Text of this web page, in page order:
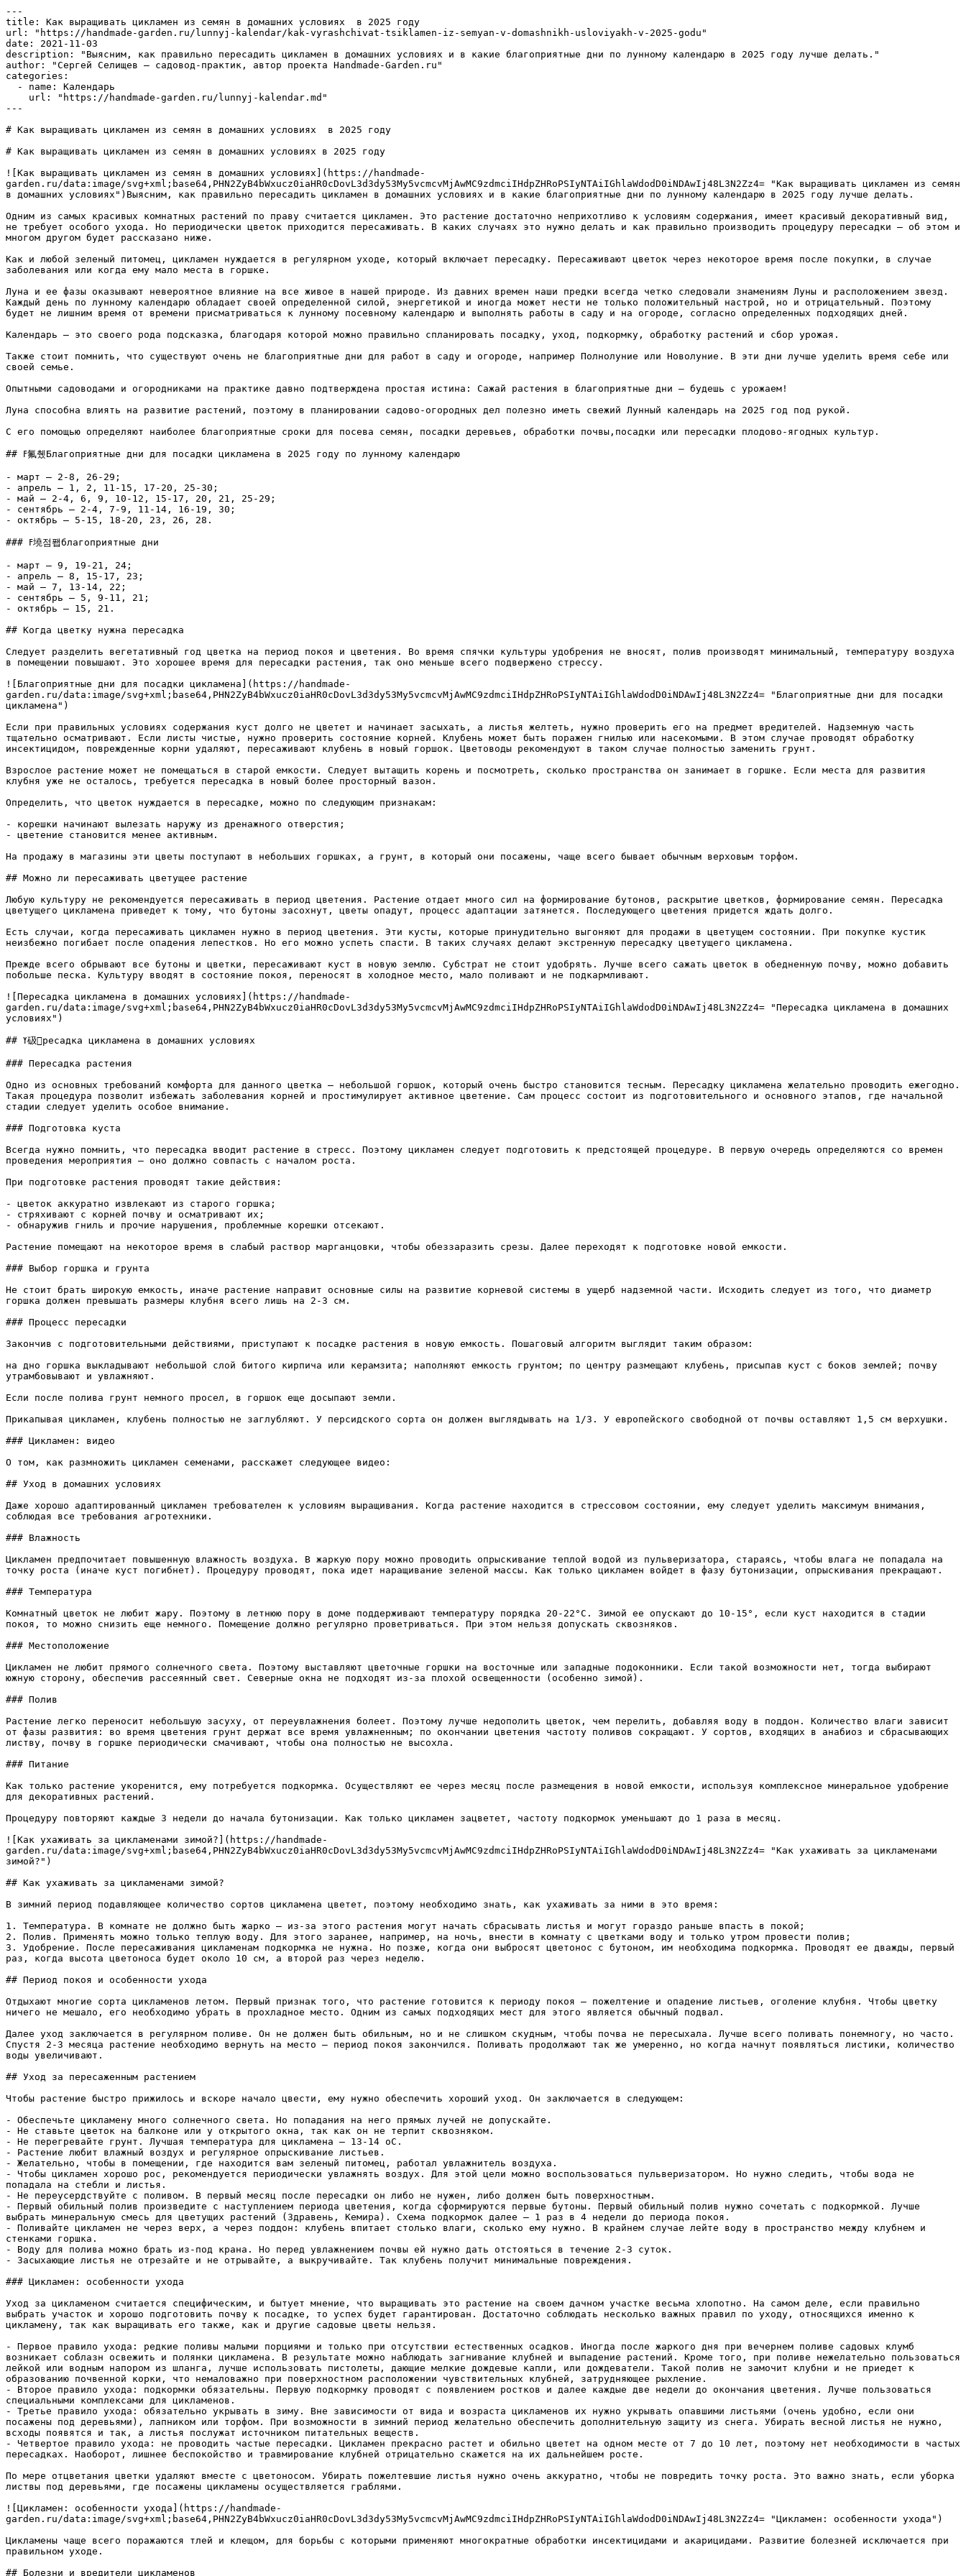
---
title: Как выращивать цикламен из семян в домашних условиях  в 2025 году
url: "https://handmade-garden.ru/lunnyj-kalendar/kak-vyrashchivat-tsiklamen-iz-semyan-v-domashnikh-usloviyakh-v-2025-godu"
date: 2021-11-03
description: "Выясним, как правильно пересадить цикламен в домашних условиях и в какие благоприятные дни по лунному календарю в 2025 году лучше делать."
author: "Сергей Селищев — садовод-практик, автор проекта Handmade-Garden.ru"
categories:
  - name: Календарь
    url: "https://handmade-garden.ru/lunnyj-kalendar.md"
---

# Как выращивать цикламен из семян в домашних условиях  в 2025 году

# Как выращивать цикламен из семян в домашних условиях в 2025 году

![Как выращивать цикламен из семян в домашних условиях](https://handmade-garden.ru/data:image/svg+xml;base64,PHN2ZyB4bWxucz0iaHR0cDovL3d3dy53My5vcmcvMjAwMC9zdmciIHdpZHRoPSIyNTAiIGhlaWdodD0iNDAwIj48L3N2Zz4= "Как выращивать цикламен из семян в домашних условиях")Выясним, как правильно пересадить цикламен в домашних условиях и в какие благоприятные дни по лунному календарю в 2025 году лучше делать.

Одним из самых красивых комнатных растений по праву считается цикламен. Это растение достаточно неприхотливо к условиям содержания, имеет красивый декоративный вид, не требует особого ухода. Но периодически цветок приходится пересаживать. В каких случаях это нужно делать и как правильно производить процедуру пересадки – об этом и многом другом будет рассказано ниже.

Как и любой зеленый питомец, цикламен нуждается в регулярном уходе, который включает пересадку. Пересаживают цветок через некоторое время после покупки, в случае заболевания или когда ему мало места в горшке. 

Луна и ее фазы оказывают невероятное влияние на все живое в нашей природе. Из давних времен наши предки всегда четко следовали знамениям Луны и расположением звезд. Каждый день по лунному календарю обладает своей определенной силой, энергетикой и иногда может нести не только положительный настрой, но и отрицательный. Поэтому будет не лишним время от времени присматриваться к лунному посевному календарю и выполнять работы в саду и на огороде, согласно определенных подходящих дней.

Календарь – это своего рода подсказка, благодаря которой можно правильно спланировать посадку, уход, подкормку, обработку растений и сбор урожая.

Также стоит помнить, что существуют очень не благоприятные дни для работ в саду и огороде, например Полнолуние или Новолуние. В эти дни лучше уделить время себе или своей семье.

Опытными садоводами и огородниками на практике давно подтверждена простая истина: Сажай растения в благоприятные дни — будешь с урожаем!

Луна способна влиять на развитие растений, поэтому в планировании садово-огородных дел полезно иметь свежий Лунный календарь на 2025 год под рукой.

С его помощью определяют наиболее благоприятные сроки для посева семян, посадки деревьев, обработки почвы,посадки или пересадки плодово-ягодных культур.

## ߓ氟췠Благоприятные дни для посадки цикламена в 2025 году по лунному календарю

- март — 2-8, 26-29;
- апрель — 1, 2, 11-15, 17-20, 25-30;
- май — 2-4, 6, 9, 10-12, 15-17, 20, 21, 25-29;
- сентябрь — 2-4, 7-9, 11-14, 16-19, 30;
- октябрь — 5-15, 18-20, 23, 26, 28.

### ߓ墝점퐵благоприятные дни

- март — 9, 19-21, 24;
- апрель — 8, 15-17, 23;
- май — 7, 13-14, 22;
- сентябрь — 5, 9-11, 21;
- октябрь — 15, 21.

## Когда цветку нужна пересадка

Следует разделить вегетативный год цветка на период покоя и цветения. Во время спячки культуры удобрения не вносят, полив производят минимальный, температуру воздуха в помещении повышают. Это хорошее время для пересадки растения, так оно меньше всего подвержено стрессу.

![Благоприятные дни для посадки цикламена](https://handmade-garden.ru/data:image/svg+xml;base64,PHN2ZyB4bWxucz0iaHR0cDovL3d3dy53My5vcmcvMjAwMC9zdmciIHdpZHRoPSIyNTAiIGhlaWdodD0iNDAwIj48L3N2Zz4= "Благоприятные дни для посадки цикламена")

Если при правильных условиях содержания куст долго не цветет и начинает засыхать, а листья желтеть, нужно проверить его на предмет вредителей. Надземную часть тщательно осматривают. Если листы чистые, нужно проверить состояние корней. Клубень может быть поражен гнилью или насекомыми. В этом случае проводят обработку инсектицидом, поврежденные корни удаляют, пересаживают клубень в новый горшок. Цветоводы рекомендуют в таком случае полностью заменить грунт.

Взрослое растение может не помещаться в старой емкости. Следует вытащить корень и посмотреть, сколько пространства он занимает в горшке. Если места для развития клубня уже не осталось, требуется пересадка в новый более просторный вазон.

Определить, что цветок нуждается в пересадке, можно по следующим признакам:

- корешки начинают вылезать наружу из дренажного отверстия;
- цветение становится менее активным.

На продажу в магазины эти цветы поступают в небольших горшках, а грунт, в который они посажены, чаще всего бывает обычным верховым торфом.

## Можно ли пересаживать цветущее растение

Любую культуру не рекомендуется пересаживать в период цветения. Растение отдает много сил на формирование бутонов, раскрытие цветков, формирование семян. Пересадка цветущего цикламена приведет к тому, что бутоны засохнут, цветы опадут, процесс адаптации затянется. Последующего цветения придется ждать долго.

Есть случаи, когда пересаживать цикламен нужно в период цветения. Эти кусты, которые принудительно выгоняют для продажи в цветущем состоянии. При покупке кустик неизбежно погибает после опадения лепестков. Но его можно успеть спасти. В таких случаях делают экстренную пересадку цветущего цикламена.

Прежде всего обрывают все бутоны и цветки, пересаживают куст в новую землю. Субстрат не стоит удобрять. Лучше всего сажать цветок в обедненную почву, можно добавить побольше песка. Культуру вводят в состояние покоя, переносят в холодное место, мало поливают и не подкармливают.

![Пересадка цикламена в домашних условиях](https://handmade-garden.ru/data:image/svg+xml;base64,PHN2ZyB4bWxucz0iaHR0cDovL3d3dy53My5vcmcvMjAwMC9zdmciIHdpZHRoPSIyNTAiIGhlaWdodD0iNDAwIj48L3N2Zz4= "Пересадка цикламена в домашних условиях")

## ߌ砐ресадка цикламена в домашних условиях

### Пересадка растения

Одно из основных требований комфорта для данного цветка – небольшой горшок, который очень быстро становится тесным. Пересадку цикламена желательно проводить ежегодно. Такая процедура позволит избежать заболевания корней и простимулирует активное цветение. Сам процесс состоит из подготовительного и основного этапов, где начальной стадии следует уделить особое внимание.

### Подготовка куста

Всегда нужно помнить, что пересадка вводит растение в стресс. Поэтому цикламен следует подготовить к предстоящей процедуре. В первую очередь определяются со времен проведения мероприятия – оно должно совпасть с началом роста.

При подготовке растения проводят такие действия:

- цветок аккуратно извлекают из старого горшка;
- стряхивают с корней почву и осматривают их;
- обнаружив гниль и прочие нарушения, проблемные корешки отсекают.

Растение помещают на некоторое время в слабый раствор марганцовки, чтобы обеззаразить срезы. Далее переходят к подготовке новой емкости.

### Выбор горшка и грунта

Не стоит брать широкую емкость, иначе растение направит основные силы на развитие корневой системы в ущерб надземной части. Исходить следует из того, что диаметр горшка должен превышать размеры клубня всего лишь на 2-3 см.

### Процесс пересадки

Закончив с подготовительными действиями, приступают к посадке растения в новую емкость. Пошаговый алгоритм выглядит таким образом:

на дно горшка выкладывают небольшой слой битого кирпича или керамзита; наполняют емкость грунтом; по центру размещают клубень, присыпав куст с боков землей; почву утрамбовывают и увлажняют.

Если после полива грунт немного просел, в горшок еще досыпают земли.

Прикапывая цикламен, клубень полностью не заглубляют. У персидского сорта он должен выглядывать на 1/3. У европейского свободной от почвы оставляют 1,5 см верхушки.

### Цикламен: видео

О том, как размножить цикламен семенами, расскажет следующее видео:

## Уход в домашних условиях

Даже хорошо адаптированный цикламен требователен к условиям выращивания. Когда растение находится в стрессовом состоянии, ему следует уделить максимум внимания, соблюдая все требования агротехники.

### Влажность

Цикламен предпочитает повышенную влажность воздуха. В жаркую пору можно проводить опрыскивание теплой водой из пульверизатора, стараясь, чтобы влага не попадала на точку роста (иначе куст погибнет). Процедуру проводят, пока идет наращивание зеленой массы. Как только цикламен войдет в фазу бутонизации, опрыскивания прекращают.

### Температура

Комнатный цветок не любит жару. Поэтому в летнюю пору в доме поддерживают температуру порядка 20-22°С. Зимой ее опускают до 10-15°, если куст находится в стадии покоя, то можно снизить еще немного. Помещение должно регулярно проветриваться. При этом нельзя допускать сквозняков.

### Местоположение

Цикламен не любит прямого солнечного света. Поэтому выставляют цветочные горшки на восточные или западные подоконники. Если такой возможности нет, тогда выбирают южную сторону, обеспечив рассеянный свет. Северные окна не подходят из-за плохой освещенности (особенно зимой).

### Полив

Растение легко переносит небольшую засуху, от переувлажнения болеет. Поэтому лучше недополить цветок, чем перелить, добавляя воду в поддон. Количество влаги зависит от фазы развития: во время цветения грунт держат все время увлажненным; по окончании цветения частоту поливов сокращают. У сортов, входящих в анабиоз и сбрасывающих листву, почву в горшке периодически смачивают, чтобы она полностью не высохла.

### Питание

Как только растение укоренится, ему потребуется подкормка. Осуществляют ее через месяц после размещения в новой емкости, используя комплексное минеральное удобрение для декоративных растений.

Процедуру повторяют каждые 3 недели до начала бутонизации. Как только цикламен зацветет, частоту подкормок уменьшают до 1 раза в месяц.

![Как ухаживать за цикламенами зимой?](https://handmade-gard